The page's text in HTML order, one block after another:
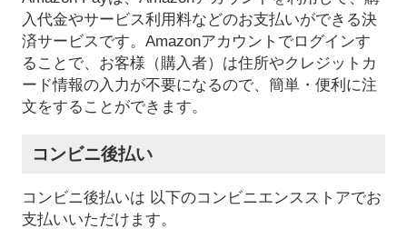
入代金やサービス利用料などのお支払いができる決
済サービスです。Amazonアカウントでログインす
ることで、お客様（購入者）は住所やクレジットカ
ード情報の入力が不要になるので、簡単・便利に注
文をすることができます。
コンビニ後払い
コンビニ後払いは 以下のコンビニエンスストアでお
支払いいただけます。